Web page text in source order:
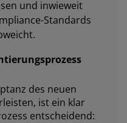
und inwieweit
Standards
des neuen
ist ein klar
entscheidend: